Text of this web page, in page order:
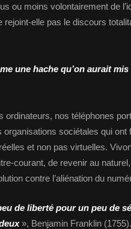
ou moins volontairement de
rejoint-elle pas le discours
une hache qu’on aurait
ordinateurs, nos téléphones
organisations sociétales qui
et non pas virtuelles.
courant, de revenir au
contre l’aliénation du
de liberté pour un peu de
», Benjamin Franklin